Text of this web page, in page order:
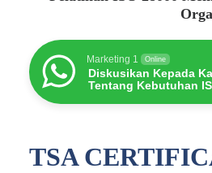
Marketing 1 Online
Diskusikan Kepada
Tentang Kebutuhan
TSA